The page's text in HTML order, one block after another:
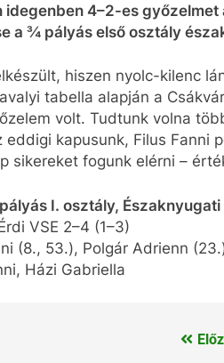
idegenben 4–2-es
a ¾ pályás első osztály
hiszen nyolc-kilenc
tabella alapján a
volt. Tudtunk volna
eddigi kapusunk, Filus
sikereket fogunk elérni –
I. osztály,
VSE 2–4 (1–3)
(8., 53.), Polgár Adrienn
Házi Gabriella